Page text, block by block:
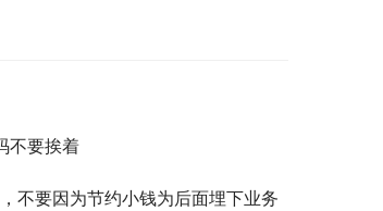
不要挨着
不要因为节约小钱为后面埋下业务